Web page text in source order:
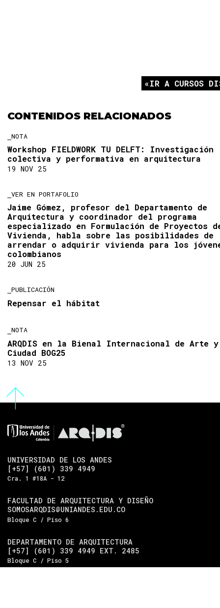
IR A CURSOS
CONTENIDOS RELACIONADOS
NOTA
Workshop FIELDWORK TU DELFT: Investigación
colectiva y performativa en arquitectura
19 NOV 25
VER EN PORTAFOLIO
Jaime Gómez, profesor del Departamento de
Arquitectura y coordinador del programa
especializado en Formulación de Proyectos
Vivienda, habla sobre las posibilidades de
arrendar o adquirir vivienda para los
colombianos
20 JUN 25
PUBLICACIÓN
Repensar el hábitat
NOTA
ARQDIS en la Bienal Internacional de Arte y
Ciudad BOG25
13 NOV 25
UNIVERSIDAD DE LOS ANDES
[+57] (601) 339 4949
Cra. 1 #18A - 12
FACULTAD DE ARQUITECTURA Y DISEÑO
SOMOSARQDIS@UNIANDES.EDU.CO
Bloque C / Piso 6
DEPARTAMENTO DE ARQUITECTURA
[+57] (601) 339 4949 EXT. 2485
Bloque C / Piso 5